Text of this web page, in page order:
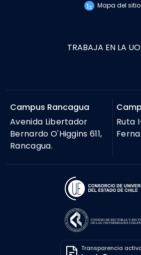
Mapa del sitio
TRABAJA EN LA
Campus Rancagua
Avenida Libertador
Bernardo O'Higgins 611,
Rancagua.
Ruta
Transparencia